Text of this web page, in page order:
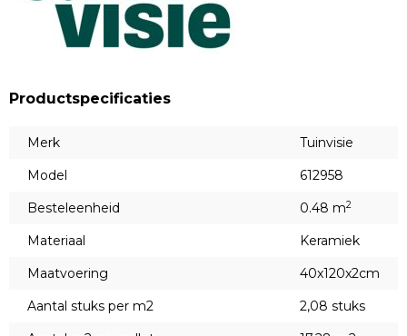
Productspecificaties
Merk
Tuinvisie
Model
612958
Besteleenheid
0.48 m2
Materiaal
Keramiek
Maatvoering
40x120x2cm
Aantal stuks per m2
2,08 stuks